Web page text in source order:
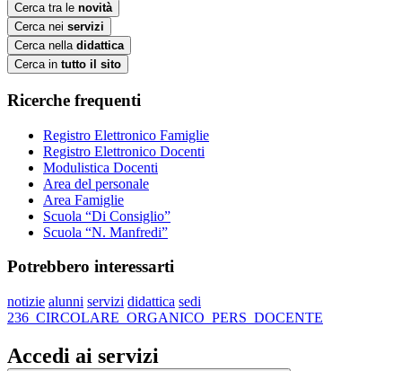
Cerca tra le novità
Cerca nei servizi
Cerca nella didattica
Cerca in tutto il sito
Ricerche frequenti
Registro Elettronico Famiglie
Registro Elettronico Docenti
Modulistica Docenti
Area del personale
Area Famiglie
Scuola “Di Consiglio”
Scuola “N. Manfredi”
Potrebbero interessarti
notizie alunni servizi didattica sedi
236_CIRCOLARE_ORGANICO_PERS_DOCENTE
Accedi ai servizi